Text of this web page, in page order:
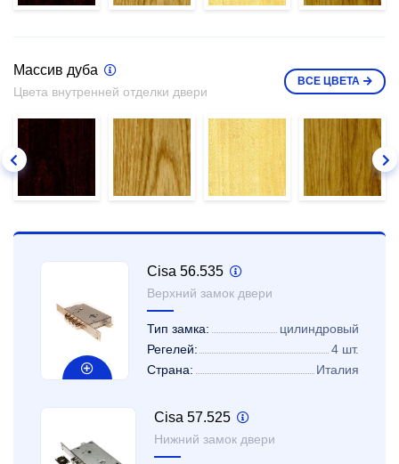
Массив дуба
Цвета внутренней отделки двери
ВСЕ ЦВЕТА
Cisa 56.535
Верхний замок двери
Тип замка:
цилиндровый
Регелей:
4 шт.
Страна:
Италия
Cisa 57.525
Нижний замок двери